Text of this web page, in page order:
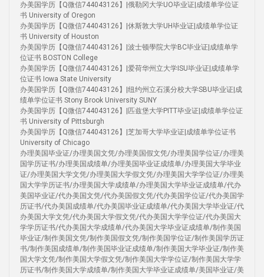
办美国学历【Q微信744043126】|俄勒冈大学UO毕业证|成绩单学位证
书 University of Oregon
办美国学历【Q微信744043126】|休斯敦大学UH毕业证|成绩单学位证
书 University of Houston
办美国学历【Q微信744043126】|波士顿學院大学BC毕业证|成绩单学
位证书 BOSTON College
办美国学历【Q微信744043126】|爱荷华州立大学ISU毕业证|成绩单学
位证书 Iowa State University
办美国学历【Q微信744043126】|纽约州立石溪分校大学SBU毕业证|成
绩单学位证书 Stony Brook University SUNY
办美国学历【Q微信744043126】|匹兹堡大学PITT毕业证|成绩单学位证
书 University of Pittsburgh
办美国学历【Q微信744043126】|芝加哥大学毕业证|成绩单学位证书
University of Chicago
办理美国毕业证/办理美国文凭/办理美国假文凭/办理美国学位证/办理美
国学历证书/办理美国成绩单/办理美国毕业证成绩单/办理美国大学毕业
证/办理美国大学文凭/办理美国大学假文凭/办理美国大学学位证/办理美
国大学学历证书/办理美国大学成绩单/办理美国大学毕业证成绩单/代办
美国毕业证/代办美国文凭/代办美国假文凭/代办美国学位证/代办美国学
历证书/代办美国成绩单/代办美国毕业证成绩单/代办美国大学毕业证/代
办美国大学文凭/代办美国大学假文凭/代办美国大学学位证/代办美国大
学学历证书/代办美国大学成绩单/代办美国大学毕业证成绩单/制作美国
毕业证/制作美国文凭/制作美国假文凭/制作美国学位证/制作美国学历证
书/制作美国成绩单/制作美国毕业证成绩单/制作美国大学毕业证/制作美
国大学文凭/制作美国大学假文凭/制作美国大学学位证/制作美国大学学
历证书/制作美国大学成绩单/制作美国大学毕业证成绩单/美国毕业证/美